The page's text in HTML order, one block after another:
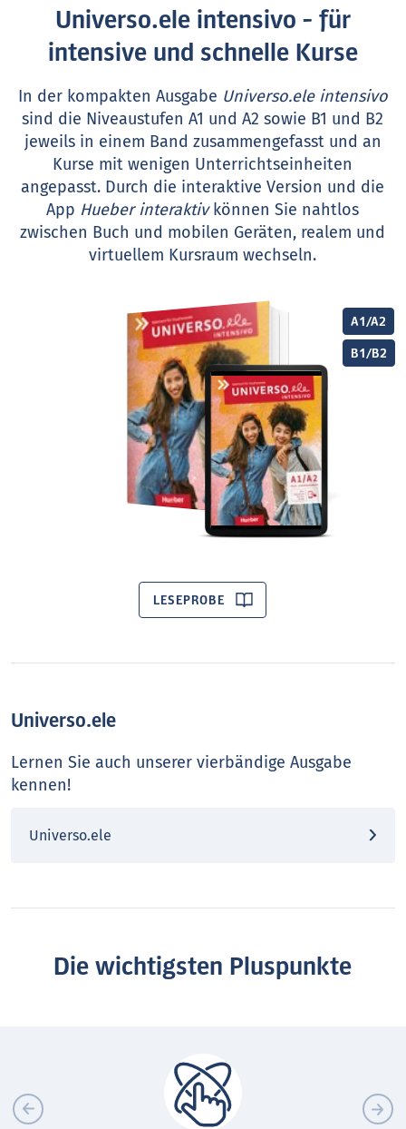
A1/A2
B1/B2
LESEPROBE
Universo.ele intensivo - für
intensive und schnelle Kurse
In der kompakten Ausgabe Universo.ele intensivo
sind die Niveaustufen A1 und A2 sowie B1 und B2
jeweils in einem Band zusammen­gefasst und an
Kurse mit wenigen Unterrichts­einheiten
angepasst. Durch die interaktive Version und die
App Hueber interaktivkönnen Sie naht­los
zwischen Buch und mobilen Geräten, realem und
virtuellem Kursraum wechseln.
Universo.ele
Lernen Sie auch unserer vierbändige Ausgabe
kennen!
Universo.ele
Die wichtigsten Pluspunkte